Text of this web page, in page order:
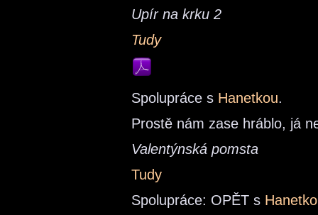
Upír na krku 2
Tudy
Spolupráce s Hanetkou.
Prostě nám zase hráblo, já
Valentýnská pomsta
Tudy
Spolupráce: OPĚT s